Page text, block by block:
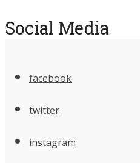
Social Media
facebook
twitter
instagram